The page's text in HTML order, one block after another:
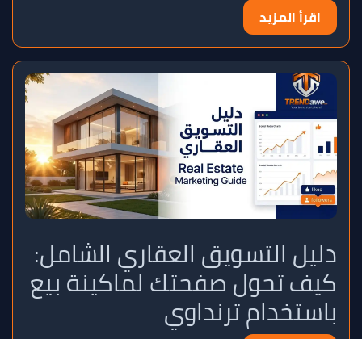
اقرأ المزيد
دليل التسويق العقاري الشامل:
كيف تحول صفحتك لماكينة بيع
باستخدام ترنداوي